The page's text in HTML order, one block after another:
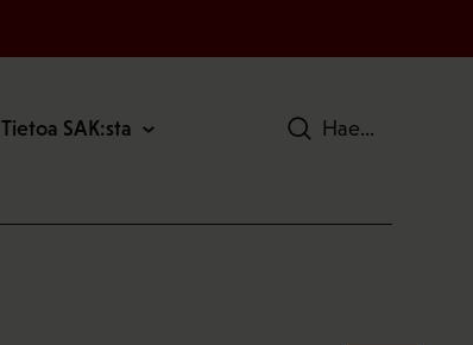
Tietoa SAK:sta Hae